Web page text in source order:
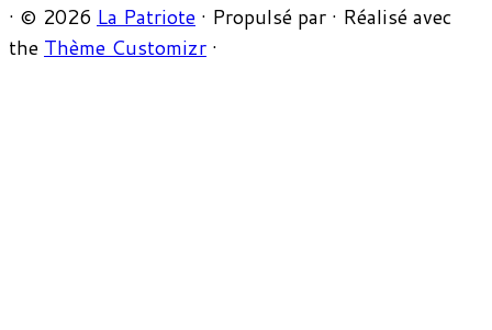
· © 2026 La Patriote · Propulsé par · Réalisé avec
the Thème Customizr ·